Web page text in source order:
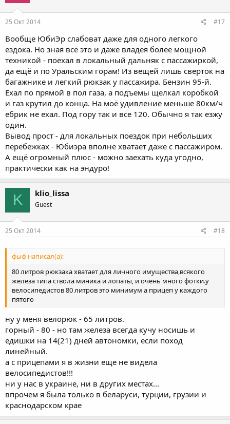
25 Окт 2014 #17
Вообще ЮбиЭр слабоват даже для одного легкого
ездока. Но зная всё это и даже владея более мощной
техникой - поехал в локальный дальняк с пассажиркой,
да ещё и по Уральским горам! Из вещей лишь сверток на
багажнике и легкий рюкзак у пассажира. Бензин 95-й.
Ехал по прямой в пол газа, а подъемы щелкал коробкой
и газ крутил до конца. На моё удивление меньше 80км/ч
ебрик не ехал. Под гору так и все 120. Обычно я так езжу
один.
Вывод прост - для локальных поездок при небольших
перебежках - Юбиэра вполне хватает даже с пассажиром.
А ещё огромный плюс - можно заехать куда угодно,
практически как на эндуро!
K klio_lissa
Guest
25 Окт 2014 #18
фыф написал(а):
80 литров рюкзака хватает для личного имущества,всякого
железа типа ствола миника и лопаты, и очень много фотки.у
велосипедистов 80 литров это минимум а прицеп у каждого
пятого
ну у меня велорюк - 65 литров.
горный - 80 - но там железа всегда кучу носишь и
едишки на 14(21) дней автономки, если поход
линейный.
а с прицепами я в жизни еще не видела
велосипедистов!!!
ни у нас в украине, ни в других местах...
впрочем я была только в беларуси, турции, грузии и
краснодарском крае